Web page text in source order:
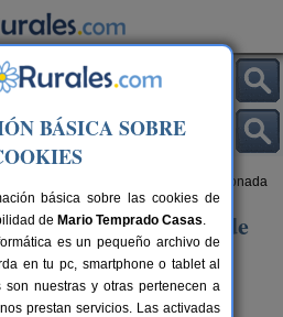
> Navarredonda de La Rinconada
de Navarredonda de
BÁSICA SOBRE
básica sobre las cookies de
de Mario Temprado Casas.
es un pequeño archivo de
en tu pc, smartphone o tablet al
son nuestras y otras pertenecen a
prestan servicios. Las activadas